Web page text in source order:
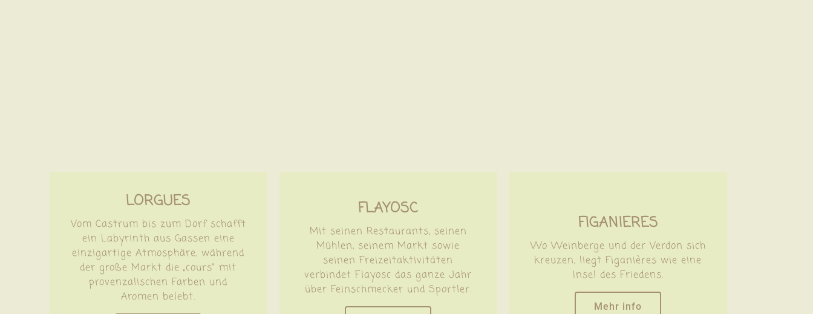
LORGUES
Vom Castrum bis zum Dorf schafft
ein Labyrinth aus Gassen eine
einzigartige Atmosphäre, während
der große Markt die „cours“ mit
provenzalischen Farben und
Aromen belebt.
FLAYOSC
Mit seinen Restaurants, seinen
Mühlen, seinem Markt sowie
seinen Freizeitaktivitäten
verbindet Flayosc das ganze Jahr
über Feinschmecker und Sportler.
FIGANIERES
Wo Weinberge und der Verdon sich
kreuzen, liegt Figanières wie eine
Insel des Friedens.
Mehr info